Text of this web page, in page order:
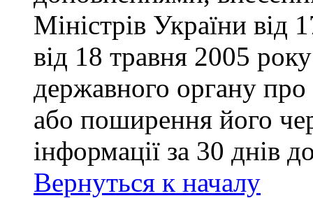
Міністрів України від
від 18 травня 2005
державного органу
або поширення його
інформації за 30 днів
Вернуться к началу